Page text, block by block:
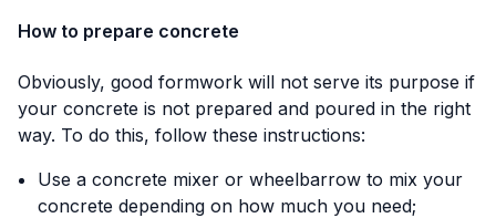
How to prepare concrete
Obviously, good formwork will not serve its purpose if
your concrete is not prepared and poured in the right
way. To do this, follow these instructions:
Use a concrete mixer or wheelbarrow to mix your
concrete depending on how much you need;